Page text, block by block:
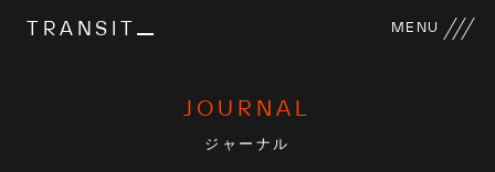
TRANSIT MENU
JOURNAL
ジャーナル